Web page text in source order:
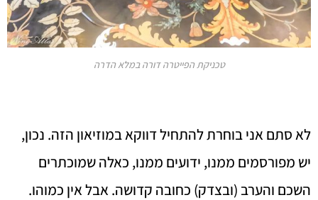
טכניקת הפייטרה דורה במלא הדרה
לא סתם אני בוחרת להתחיל דווקא במוזיאון הזה. נכון,
יש מפורסמים ממנו, ידועים ממנו, כאלה שמוכתרים
השכם והערב (ובצדק) כחובה קדושה. אבל אין כמוהו.